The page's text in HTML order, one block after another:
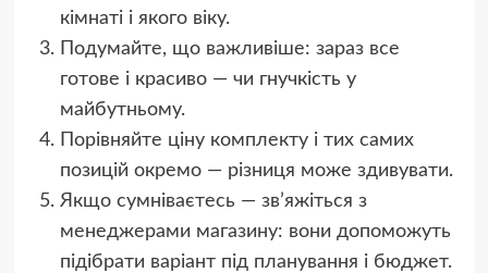
кімнаті і якого віку.
Подумайте, що важливіше: зараз все
готове і красиво — чи гнучкість у
майбутньому.
Порівняйте ціну комплекту і тих самих
позицій окремо — різниця може здивувати.
Якщо сумніваєтесь — зв’яжіться з
менеджерами магазину: вони допоможуть
підібрати варіант під планування і бюджет.